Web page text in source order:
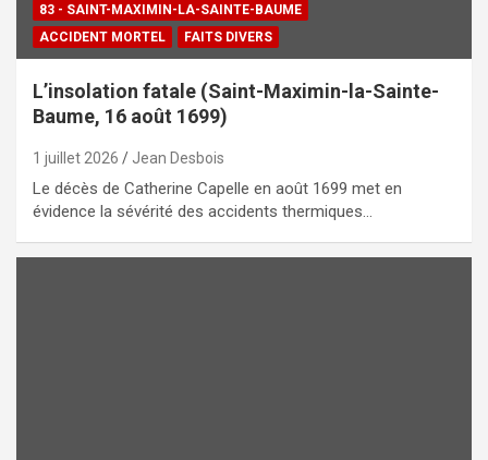
83 - SAINT-MAXIMIN-LA-SAINTE-BAUME
ACCIDENT MORTEL
FAITS DIVERS
L’insolation fatale (Saint-Maximin-la-Sainte-
Baume, 16 août 1699)
1 juillet 2026 Jean Desbois
Le décès de Catherine Capelle en août 1699 met en
évidence la sévérité des accidents thermiques…